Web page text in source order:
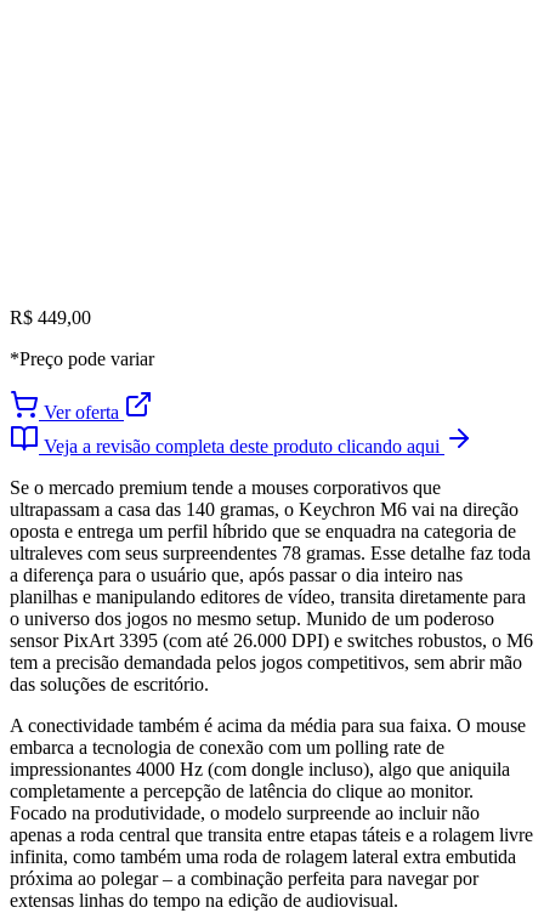
R$ 449,00
*Preço pode variar
Ver oferta
Veja a revisão completa deste produto clicando aqui
Se o mercado premium tende a mouses corporativos que
ultrapassam a casa das 140 gramas, o Keychron M6 vai na direção
oposta e entrega um perfil híbrido que se enquadra na categoria de
ultraleves com seus surpreendentes 78 gramas. Esse detalhe faz toda
a diferença para o usuário que, após passar o dia inteiro nas
planilhas e manipulando editores de vídeo, transita diretamente para
o universo dos jogos no mesmo setup. Munido de um poderoso
sensor PixArt 3395 (com até 26.000 DPI) e switches robustos, o M6
tem a precisão demandada pelos jogos competitivos, sem abrir mão
das soluções de escritório.
A conectividade também é acima da média para sua faixa. O mouse
embarca a tecnologia de conexão com um polling rate de
impressionantes 4000 Hz (com dongle incluso), algo que aniquila
completamente a percepção de latência do clique ao monitor.
Focado na produtividade, o modelo surpreende ao incluir não
apenas a roda central que transita entre etapas táteis e a rolagem livre
infinita, como também uma roda de rolagem lateral extra embutida
próxima ao polegar – a combinação perfeita para navegar por
extensas linhas do tempo na edição de audiovisual.